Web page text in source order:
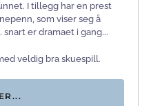
I tillegg har en prest
som viser seg å
er dramaet i gang...
veldig bra skuespill.